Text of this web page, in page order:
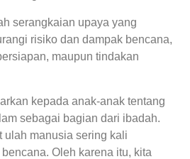
serangkaian upaya yang
risiko dan dampak bencana,
maupun tindakan
kepada anak-anak tentang
sebagai bagian dari ibadah.
ulah manusia sering kali
Oleh karena itu, kita